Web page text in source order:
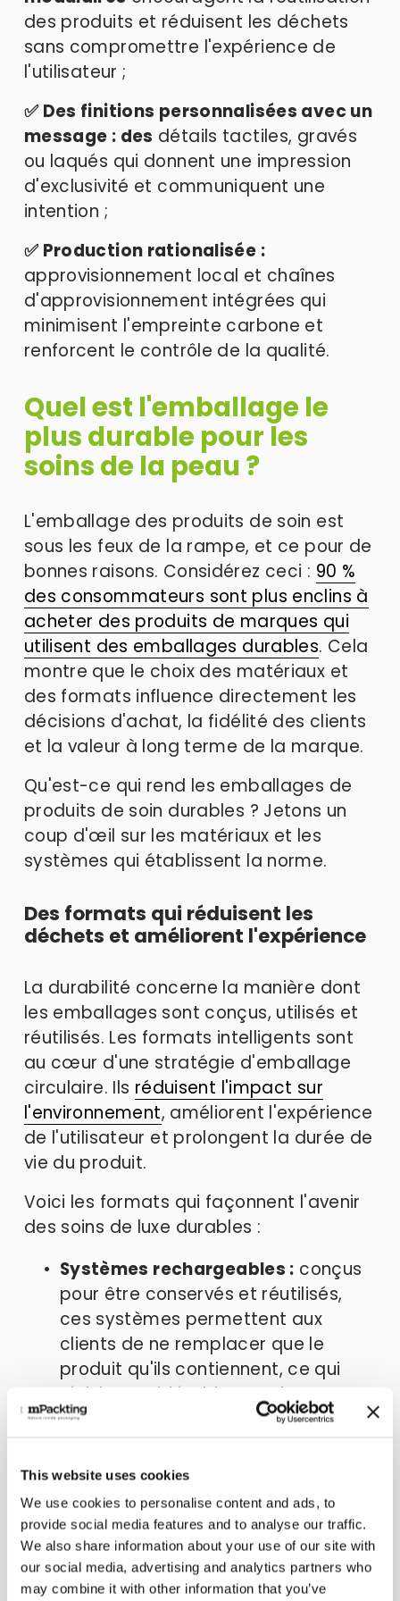
This website uses cookies
We use cookies to personalise content and ads, to
provide social media features and to analyse our traffic.
We also share information about your use of our site with
our social media, advertising and analytics partners who
may combine it with other information that you’ve
des produits et réduisent les déchets
sans compromettre l'expérience de
l'utilisateur ;
✅ Des finitions personnalisées avec un
message : des détails tactiles, gravés
ou laqués qui donnent une impression
d'exclusivité et communiquent une
intention ;
✅ Production rationalisée :
approvisionnement local et chaînes
d'approvisionnement intégrées qui
minimisent l'empreinte carbone et
renforcent le contrôle de la qualité.
Quel est l'emballage le
plus durable pour les
soins de la peau ?
L'emballage des produits de soin est
sous les feux de la rampe, et ce pour de
bonnes raisons. Considérez ceci : 90 %
des consommateurs sont plus enclins à
acheter des produits de marques qui
utilisent des emballages durables. Cela
montre que le choix des matériaux et
des formats influence directement les
décisions d'achat, la fidélité des clients
et la valeur à long terme de la marque.
Qu'est-ce qui rend les emballages de
produits de soin durables ? Jetons un
coup d'œil sur les matériaux et les
systèmes qui établissent la norme.
Des formats qui réduisent les
déchets et améliorent l'expérience
La durabilité concerne la manière dont
les emballages sont conçus, utilisés et
réutilisés. Les formats intelligents sont
au cœur d'une stratégie d'emballage
circulaire. Ils réduisent l'impact sur
l'environnement, améliorent l'expérience
de l'utilisateur et prolongent la durée de
vie du produit.
Voici les formats qui façonnent l'avenir
des soins de luxe durables :
Systèmes rechargeables : conçus
pour être conservés et réutilisés,
ces systèmes permettent aux
clients de ne remplacer que le
produit qu'ils contiennent, ce qui
réduit considérablement les
déchets. Ils sont parfaits pour les
Emballage modulaire :
personnalisables qui permettent à
différents produits de partager la
même enveloppe extérieure,
optimisant ainsi la logistique et la